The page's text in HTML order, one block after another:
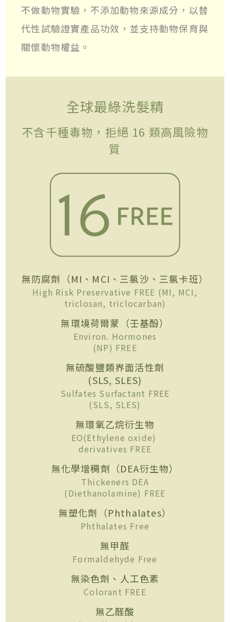
不做動物實驗，不添加動物來源成分，以替
代性試驗證實產品功效，並支持動物保育與
關懷動物權益。
全球最綠洗髮精
不含千種毒物，拒絕 16 類高風險物
質
無防腐劑（MI、MCI、三氯沙、三氯卡班）
High Risk Preservative FREE (MI, MCI,
triclosan, triclocarban)
無環境荷爾蒙（壬基酚）
Environ. Hormones
(NP) FREE
無硫酸鹽類界面活性劑
(SLS, SLES)
Sulfates Surfactant FREE
(SLS, SLES)
無環氧乙烷衍生物
EO(Ethylene oxide)
derivatives FREE
無化學增稠劑（DEA衍生物）
Thickeners DEA
(Diethanolamine) FREE
無塑化劑（Phthalates）
Phthalates Free
無甲醛
Formaldehyde Free
無染色劑、人工色素
Colorant FREE
無乙醛酸